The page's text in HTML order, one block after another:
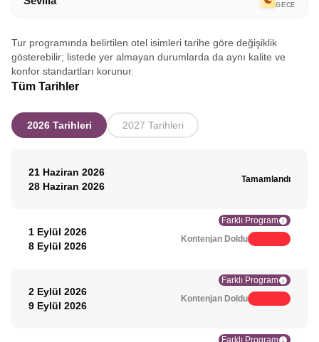
GECE
Tur programında belirtilen otel isimleri tarihe göre değişiklik
gösterebilir; listede yer almayan durumlarda da aynı kalite ve
konfor standartları korunur.
Tüm Tarihler
2026 Tarihleri 2027 Tarihleri
21 Haziran 2026
28 Haziran 2026
Tamamlandı
1 Eylül 2026
8 Eylül 2026
Farklı Program
Kontenjan Doldu
2 Eylül 2026
9 Eylül 2026
Farklı Program
Kontenjan Doldu
Farklı Program